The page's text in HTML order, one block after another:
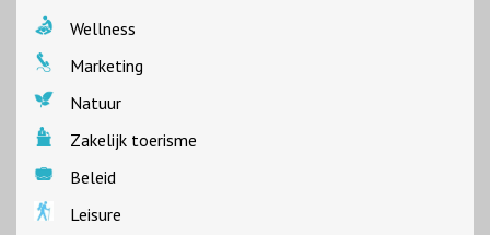
Wellness
Marketing
Natuur
Zakelijk toerisme
Beleid
Leisure